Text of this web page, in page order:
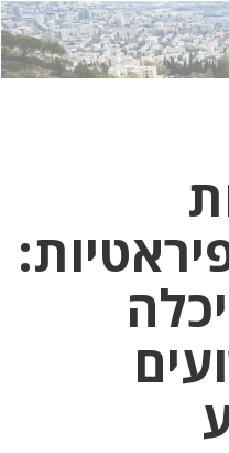
לחץ
כאן
לחץ
כדי